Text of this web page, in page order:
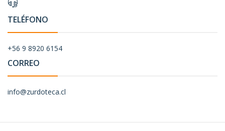
TELÉFONO
+56 9 8920 6154
CORREO
info@zurdoteca.cl